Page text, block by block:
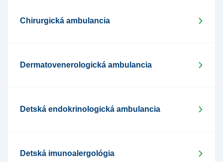
Chirurgická ambulancia
Dermatovenerologická ambulancia
Detská endokrinologická ambulancia
Detská imunoalergológia